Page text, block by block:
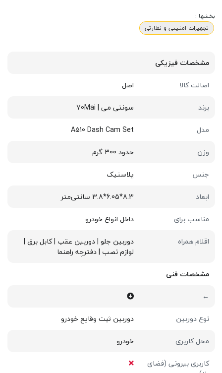
بخشها :
تجهیزات امنیتی و نظارتی
مشخصات فیزیکی
اصالت کالا
اصل
برند
سونتی می | 70Mai
مدل
A510 Dash Cam Set
وزن
حدود 300 گرم
جنس
پلاستیک
ابعاد
8.3*6.05*3.8 سانتی‌متر
مناسب برای
داخل انواع خودرو
اقلام همراه
دوربین جلو | دوربین عقب | کابل برق |
لوازم نصب | دفترچه راهنما
مشخصات فنی
←
نوع دوربین
دوربین ثبت وقایع خودرو
محل کاربری
خودرو
کاربری بیرونی (فضای